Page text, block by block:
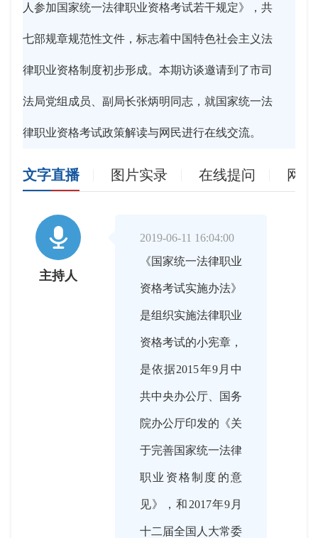
人参加国家统一法律职业资格考试若干规定》，共
七部规章规范性文件，标志着中国特色社会主义法
律职业资格制度初步形成。本期访谈邀请到了市司
法局党组成员、副局长张炳明同志，就国家统一法
律职业资格考试政策解读与网民进行在线交流。
文字直播 图片实录 在线提问 网

主持人
2019-06-11 16:04:00
《国家统一法律职业
资格考试实施办法》
是组织实施法律职业
资格考试的小宪章，
是依据2015年9月中
共中央办公厅、国务
院办公厅印发的《关
于完善国家统一法律
职业资格制度的意
见》，和2017年9月
十二届全国人大常委